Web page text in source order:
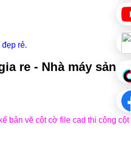
rẻ.
re - Nhà máy sản
bản vẽ cột cờ file cad thi công